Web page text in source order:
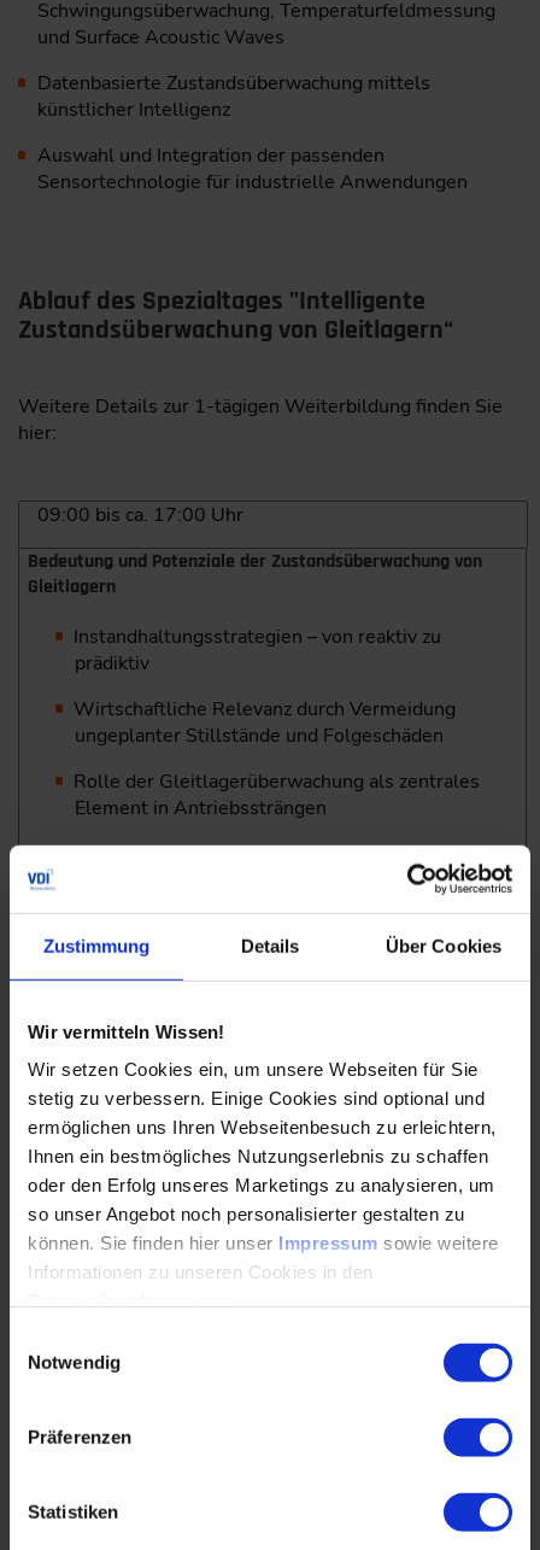
Zustimmung Details Über Cookies
Wir vermitteln Wissen!
Wir setzen Cookies ein, um unsere Webseiten für Sie
stetig zu verbessern. Einige Cookies sind optional und
ermöglichen uns Ihren Webseitenbesuch zu erleichtern,
Ihnen ein bestmögliches Nutzungserlebnis zu schaffen
oder den Erfolg unseres Marketings zu analysieren, um
so unser Angebot noch personalisierter gestalten zu
können. Sie finden hier unser Impressum sowie weitere
Informationen zu unseren Cookies in den
Notwendig
Präferenzen
Statistiken
Schwingungsüberwachung, Temperaturfeldmessung
und Surface Acoustic Waves
Datenbasierte Zustandsüberwachung mittels
künstlicher Intelligenz
Auswahl und Integration der passenden
Sensortechnologie für industrielle Anwendungen
Ablauf des Spezialtages "Intelligente
Zustandsüberwachung von Gleitlagern“
Weitere Details zur 1-tägigen Weiterbildung finden Sie
hier:
09:00 bis ca. 17:00 Uhr
Bedeutung und Potenziale der Zustandsüberwachung von
Gleitlagern
Instandhaltungsstrategien – von reaktiv zu
prädiktiv
Wirtschaftliche Relevanz durch Vermeidung
ungeplanter Stillstände und Folgeschäden
Rolle der Gleitlagerüberwachung als zentrales
Element in Antriebssträngen
Anforderungen an robuste und skalierbare
Datenauswertung
Zustandsüberwachung
Grundlegende Sensorarten und Messprinzipien
Signalqualität, Digitalisierung und Feature-
Bildung
Bildung aussagekräftiger Features für Diagnose
und Trendanalyse
Technologien der Zustandsüberwachung (Acoustic Emission,
Funktionsprinzipien
Integration und Messumgebung
Auswertekomplexität